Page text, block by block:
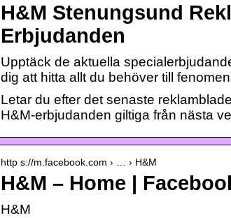
H&M Stenungsund
Erbjudanden
Upptäck de aktuella
dig att hitta allt du behöver till
Letar du efter det senaste
H&M-erbjudanden giltiga från nästa
http s://m.facebook.com › … › H&M
H&M – Home |
H&M